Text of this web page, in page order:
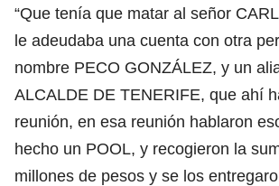
“Que tenía que matar al señor
le adeudaba una cuenta con otra
nombre PECO GONZÁLEZ, y un
ALCALDE DE TENERIFE, que ahí
reunión, en esa reunión hablaron
hecho un POOL, y recogieron la
millones de pesos y se los